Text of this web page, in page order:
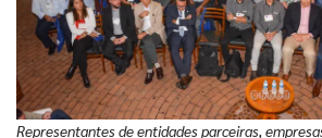
Representantes de entidades parceiras,